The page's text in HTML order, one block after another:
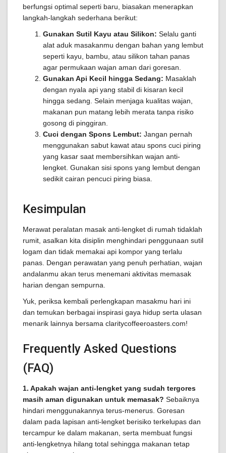
berfungsi optimal seperti baru, biasakan menerapkan
langkah-langkah sederhana berikut:
Gunakan Sutil Kayu atau Silikon: Selalu ganti
alat aduk masakanmu dengan bahan yang lembut
seperti kayu, bambu, atau silikon tahan panas
agar permukaan wajan aman dari goresan.
Gunakan Api Kecil hingga Sedang: Masaklah
dengan nyala api yang stabil di kisaran kecil
hingga sedang. Selain menjaga kualitas wajan,
makanan pun matang lebih merata tanpa risiko
gosong di pinggiran.
Cuci dengan Spons Lembut: Jangan pernah
menggunakan sabut kawat atau spons cuci piring
yang kasar saat membersihkan wajan anti-
lengket. Gunakan sisi spons yang lembut dengan
sedikit cairan pencuci piring biasa.
Kesimpulan
Merawat peralatan masak anti-lengket di rumah tidaklah
rumit, asalkan kita disiplin menghindari penggunaan sutil
logam dan tidak memakai api kompor yang terlalu
panas. Dengan perawatan yang penuh perhatian, wajan
andalanmu akan terus menemani aktivitas memasak
harian dengan sempurna.
Yuk, periksa kembali perlengkapan masakmu hari ini
dan temukan berbagai inspirasi gaya hidup serta ulasan
menarik lainnya bersama claritycoffeeroasters.com!
Frequently Asked Questions
(FAQ)
1. Apakah wajan anti-lengket yang sudah tergores
masih aman digunakan untuk memasak? Sebaiknya
hindari menggunakannya terus-menerus. Goresan
dalam pada lapisan anti-lengket berisiko terkelupas dan
tercampur ke dalam makanan, serta membuat fungsi
anti-lengketnya hilang total sehingga makanan tetap